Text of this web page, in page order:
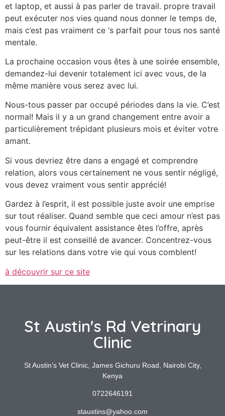
et laptop, et aussi à pas parler de travail. propre travail
peut exécuter nos vies quand nous donner le temps de,
mais c’est pas vraiment ce ‘s parfait pour tous nos santé
mentale.
La prochaine occasion vous êtes à une soirée ensemble,
demandez-lui devenir totalement ici avec vous, de la
même manière vous serez avec lui.
Nous-tous passer par occupé périodes dans la vie. C’est
normal! Mais il y a un grand changement entre avoir a
particulièrement trépidant plusieurs mois et éviter votre
amant.
Si vous devriez être dans a engagé et comprendre
relation, alors vous certainement ne vous sentir négligé,
vous devez vraiment vous sentir apprécié!
Gardez à l’esprit, il est possible juste avoir une emprise
sur tout réaliser. Quand semble que ceci amour n’est pas
vous fournir équivalent assistance êtes l’offre, après
peut-être il est conseillé de avancer. Concentrez-vous
sur les relations dans votre vie qui vous comblent!
à découvrir sur ce site
St Austin's Rd Vetrinary
Clinic
St Austin’s Vet Clinic, James Gichuru Road, Nairobi City,
Kenya
0722646191
staustins@yahoo.com